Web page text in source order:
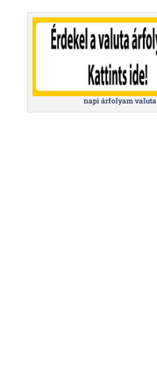
napi árfolyam valuta